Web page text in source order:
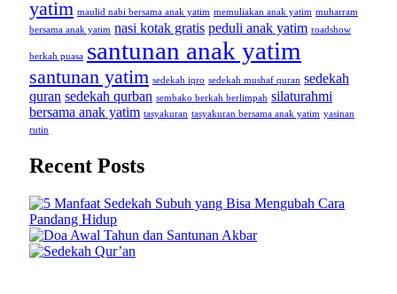
yatim maulid nabi bersama anak yatim memuliakan anak yatim muharram
bersama anak yatim nasi kotak gratis peduli anak yatim roadshow
berkah puasa santunan anak yatim
santunan yatim sedekah iqro sedekah mushaf quran sedekah
quran sedekah qurban sembako berkah berlimpah silaturahmi
bersama anak yatim tasyakuran tasyakuran bersama anak yatim yasinan
rutin
Recent Posts